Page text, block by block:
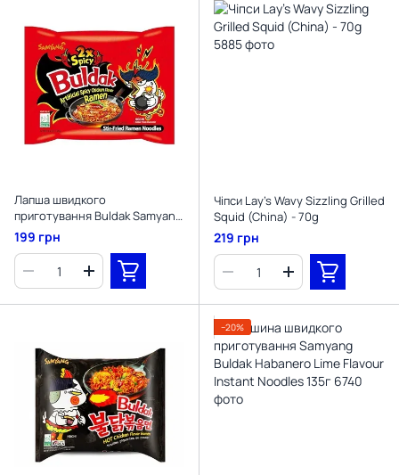
Лапша швидкого
приготування Buldak Samyang
2x Spicy Hot Chicken Ramen
140 g
199 грн
Чіпси Lay's Wavy Sizzling Grilled
Squid (China) - 70g
219 грн
−20%